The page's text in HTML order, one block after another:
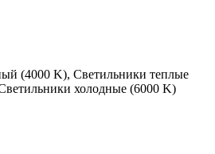
(4000 K), Светильники теплые
холодные (6000 K)